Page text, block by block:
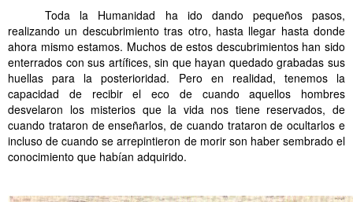
Toda la Humanidad ha ido dando pequeños pasos,
realizando un descubrimiento tras otro, hasta llegar hasta donde
ahora mismo estamos. Muchos de estos descubrimientos han sido
enterrados con sus artífices, sin que hayan quedado grabadas sus
huellas para la posterioridad. Pero en realidad, tenemos la
capacidad de recibir el eco de cuando aquellos hombres
desvelaron los misterios que la vida nos tiene reservados, de
cuando trataron de enseñarlos, de cuando trataron de ocultarlos e
incluso de cuando se arrepintieron de morir son haber sembrado el
conocimiento que habían adquirido.